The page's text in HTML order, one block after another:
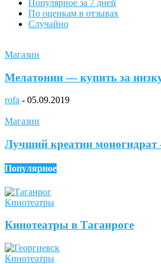
Популярное за 7 дней
По оценкам в отзывах
Случайно
Магазин
Мелатонин — купить за
rofa - 05.09.2019
Магазин
Лучший креатин
Популярное
Кинотеатры
Кинотеатры в Таганроге
Кинотеатры